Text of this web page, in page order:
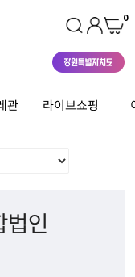
0
관 라이브쇼핑
법인